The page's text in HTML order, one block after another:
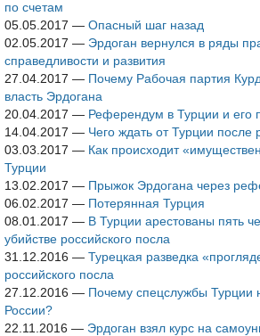
по счетам
05.05.2017 — Опасный шаг назад
02.05.2017 — Эрдоган вернулся в ряды
справедливости и развития
27.04.2017 — Почему Рабочая партия
власть Эрдогана
20.04.2017 — Референдум в Турции и его
14.04.2017 — Чего ждать от Турции
03.03.2017 — Как происходит
Турции
13.02.2017 — Прыжок Эрдогана через
06.02.2017 — Потерянная Турция
08.01.2017 — В Турции арестованы пять
убийстве российского посла
31.12.2016 — Турецкая разведка
российского посла
27.12.2016 — Почему спецслужбы Турции
России?
22.11.2016 — Эрдоган взял курс на